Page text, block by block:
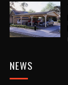
NEWS